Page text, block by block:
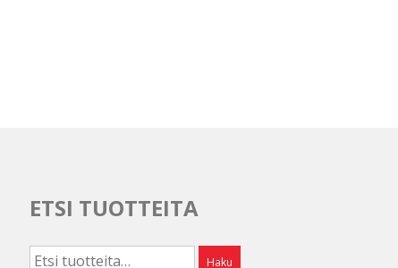
ETSI TUOTTEITA
Etsi: Haku